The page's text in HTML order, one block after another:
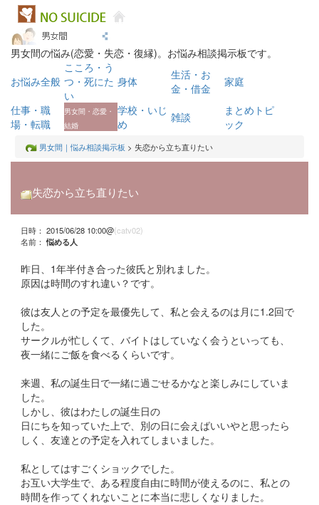
男女間の悩み(恋愛・失恋・復縁)。お悩み相談掲示板です。
お悩み全般
こころ・う
つ・死にた
い
身体
生活・お
金・借金
家庭
仕事・職
場・転職
男女間・恋愛・
結婚
学校・いじ
め
雑談
まとめトピ
ック
男女間｜悩み相談掲示板 > 失恋から立ち直りたい
失恋から立ち直りたい
日時： 2015/06/28 10:00@(catv02)
名前：悩める人
昨日、1年半付き合った彼氏と別れました。
原因は時間のすれ違い？です。
彼は友人との予定を最優先して、私と会えるのは月に1.2回で
した。
サークルが忙しくて、バイトはしていなく会うといっても、
夜一緒にご飯を食べるくらいです。
来週、私の誕生日で一緒に過ごせるかなと楽しみにしていま
した。
しかし、彼はわたしの誕生日の
日にちを知っていた上で、別の日に会えばいいやと思ったら
しく、友達との予定を入れてしまいました。
私としてはすごくショックでした。
お互い大学生で、ある程度自由に時間が使えるのに、私との
時間を作ってくれないことに本当に悲しくなりました。